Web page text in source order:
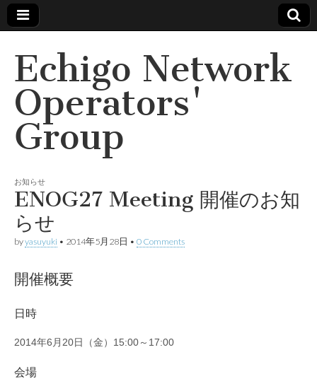
Echigo Network
Operators'
Group
お知らせ
ENOG27 Meeting 開催のお知
らせ
byyasuyuki • 2014年5月28日 • 0 Comments
開催概要
日時
2014年6月20日（金）15:00～17:00
会場